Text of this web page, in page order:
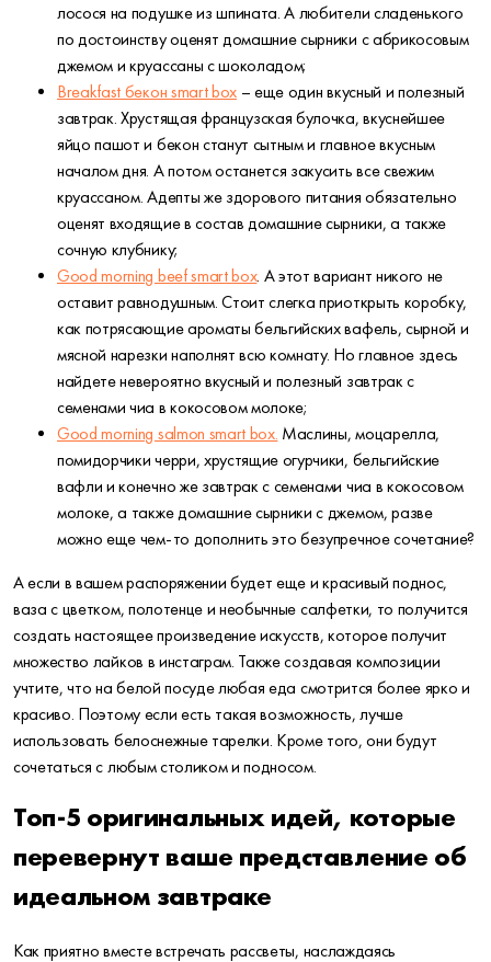
лосося на подушке из шпината. А любители сладенького
по достоинству оценят домашние сырники с абрикосовым
джемом и круассаны с шоколадом;
Breakfast бекон smart box – еще один вкусный и полезный
завтрак. Хрустящая французская булочка, вкуснейшее
яйцо пашот и бекон станут сытным и главное вкусным
началом дня. А потом останется закусить все свежим
круассаном. Адепты же здорового питания обязательно
оценят входящие в состав домашние сырники, а также
сочную клубнику;
Good morning beef smart box. А этот вариант никого не
оставит равнодушным. Стоит слегка приоткрыть коробку,
как потрясающие ароматы бельгийских вафель, сырной и
мясной нарезки наполнят всю комнату. Но главное здесь
найдете невероятно вкусный и полезный завтрак с
семенами чиа в кокосовом молоке;
Good morning salmon smart box. Маслины, моцарелла,
помидорчики черри, хрустящие огурчики, бельгийские
вафли и конечно же завтрак с семенами чиа в кокосовом
молоке, а также домашние сырники с джемом, разве
можно еще чем-то дополнить это безупречное сочетание?
А если в вашем распоряжении будет еще и красивый поднос,
ваза с цветком, полотенце и необычные салфетки, то получится
создать настоящее произведение искусств, которое получит
множество лайков в инстаграм. Также создавая композиции
учтите, что на белой посуде любая еда смотрится более ярко и
красиво. Поэтому если есть такая возможность, лучше
использовать белоснежные тарелки. Кроме того, они будут
сочетаться с любым столиком и подносом.
Топ-5 оригинальных идей, которые
перевернут ваше представление об
идеальном завтраке
Как приятно вместе встречать рассветы, наслаждаясь